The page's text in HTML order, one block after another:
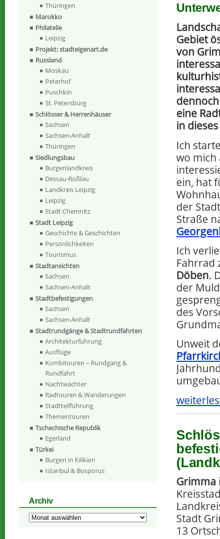
Gebiet
von
eine
in
Ich
wo mich
ein, hat
der
Straße
Ich
Fahrrad
Döben.
der
des
Unweit
Grimma
Stadt
13
Thüringen
Marokko
Philatelie
Leipzig
Projekt: stadteigenart.de
Russland
Moskau
Peterhof
Puschkin
St. Petersburg
Schlösser & Herrenhäuser
Sachsen
Sachsen-Anhalt
Thüringen
Siedlungsbau
Burgenlandkreis
Dessau-Roßlau
Landkreis Leipzig
Leipzig
Stadt Chemnitz
Stadt Leipzig
Geschichte & Geschichten
Persönlichkeiten
Tourismus
Stadtansichten
Sachsen
Sachsen-Anhalt
Stadtbefestigungen
Sachsen
Sachsen-Anhalt
Stadtrundgänge & Stadtrundfahrten
Architekturführung
Ausflüge
Kombitouren – Rundgang &
Rundfahrt
Nachtwächter
Radtouren & Wanderungen
Stadtteilführung
Thementouren
Tschechische Republik
Egerland
Türkei
Burgen in Kilikien
Istanbul & Bosporus
Archiv
Archiv